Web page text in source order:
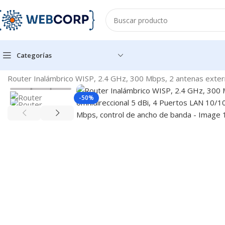
Categorías
Router Inalámbrico WISP, 2.4 GHz, 300 Mbps, 2 antenas
-50%